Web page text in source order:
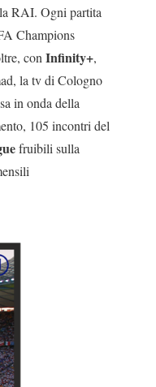
RAI. Ogni partita
Champions
conInfinity+,
la tv di Cologno
in onda della
105 incontri del
fruibili sulla